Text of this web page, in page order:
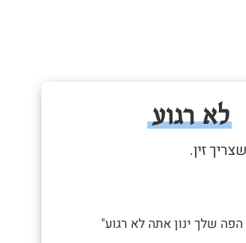
לא רגוע
שלך ינון אתה לא רגוע"